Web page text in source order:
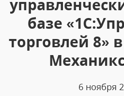
базе
торговлей 8»
6 ноября